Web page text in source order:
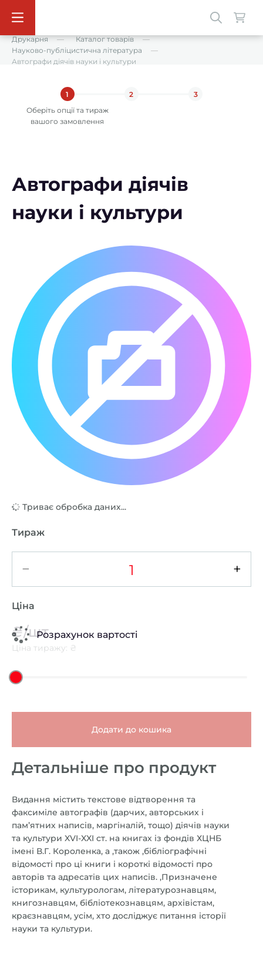
Друкарня
Каталог товарів
Науково-публіцистична література
Автографи діячів науки і культури
1
Оберіть опції та тираж
вашого замовлення
2 3
Автографи діячів
науки і культури
Триває обробка даних...
Тираж
− +
Ціна
Розрахунок вартості
₴/шт
Ціна тиражу: ₴
Додати до кошика
Детальніше про продукт
Видання містить текстове відтворення та
факсиміле автографів (дарчих, авторських і
пам’ятних написів, маргіналій, тощо) діячів науки
та культури XVI-XXI ст. на книгах із фондів ХЦНБ
імені В.Г. Короленка, а ,також ,бібліографічні
відомості про ці книги і короткі відомості про
авторів та адресатів цих написів. ,Призначене
історикам, культурологам, літературознавцям,
книгознавцям, бібліотекознавцям, архівістам,
краєзнавцям, усім, хто досліджує питання історії
науки та культури.